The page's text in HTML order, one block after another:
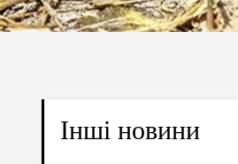
Інші новини